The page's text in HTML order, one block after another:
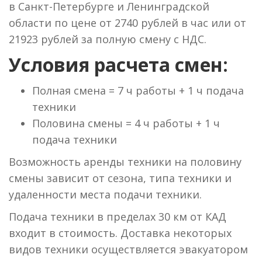
в Санкт-Петербурге и Ленинградской
области по цене от 2740 рублей в час или от
21923 рублей за полную смену с НДС.
Условия расчета смен:
Полная смена = 7 ч работы + 1 ч подача
техники
Половина смены = 4 ч работы + 1 ч
подача техники
Возможность аренды техники на половину
смены зависит от сезона, типа техники и
удаленности места подачи техники.
Подача техники в пределах 30 км от КАД
входит в стоимость. Доставка некоторых
видов техники осуществляется эвакуатором